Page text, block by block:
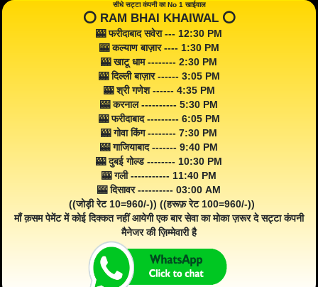
सीधे सट्टा कंपनी का No 1 खाईवाल
⭕️ RAM BHAI KHAIWAL ⭕️
🎰 फरीदाबाद सवेरा --- 12:30 PM
🎰 कल्याण बाज़ार ---- 1:30 PM
🎰 खाटू धाम -------- 2:30 PM
🎰 दिल्ली बाज़ार ------ 3:05 PM
🎰 श्री गणेश ------ 4:35 PM
🎰 करनाल ---------- 5:30 PM
🎰 फरीदाबाद --------- 6:05 PM
🎰 गोवा किंग -------- 7:30 PM
🎰 गाजियाबाद ------- 9:40 PM
🎰 दुबई गोल्ड -------- 10:30 PM
🎰 गली ----------- 11:40 PM
🎰 दिसावर ---------- 03:00 AM
((जोड़ी रेट 10=960/-)) ((हरूफ़ रेट 100=960/-))
माँ क़सम पेमेंट में कोई दिक्कत नहीं आयेगी एक बार सेवा का मोका ज़रूर दे सट्टा कंपनी
मैनेजर की ज़िम्मेवारी है